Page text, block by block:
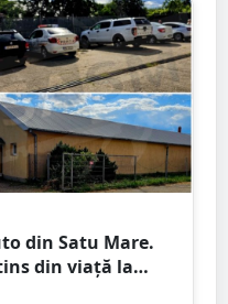
din Satu Mare.
din viață la